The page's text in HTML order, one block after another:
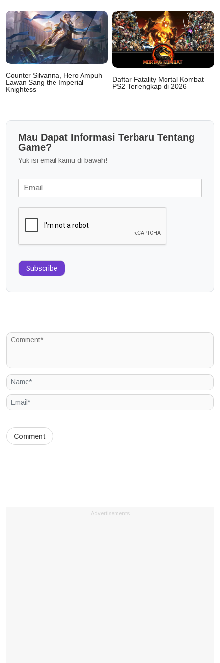
Counter Silvanna, Hero Ampuh
Lawan Sang the Imperial
Knightess
Daftar Fatality Mortal Kombat
PS2 Terlengkap di 2026
Mau Dapat Informasi Terbaru Tentang
Game?
Yuk isi email kamu di bawah!
Subscribe
Advertisements